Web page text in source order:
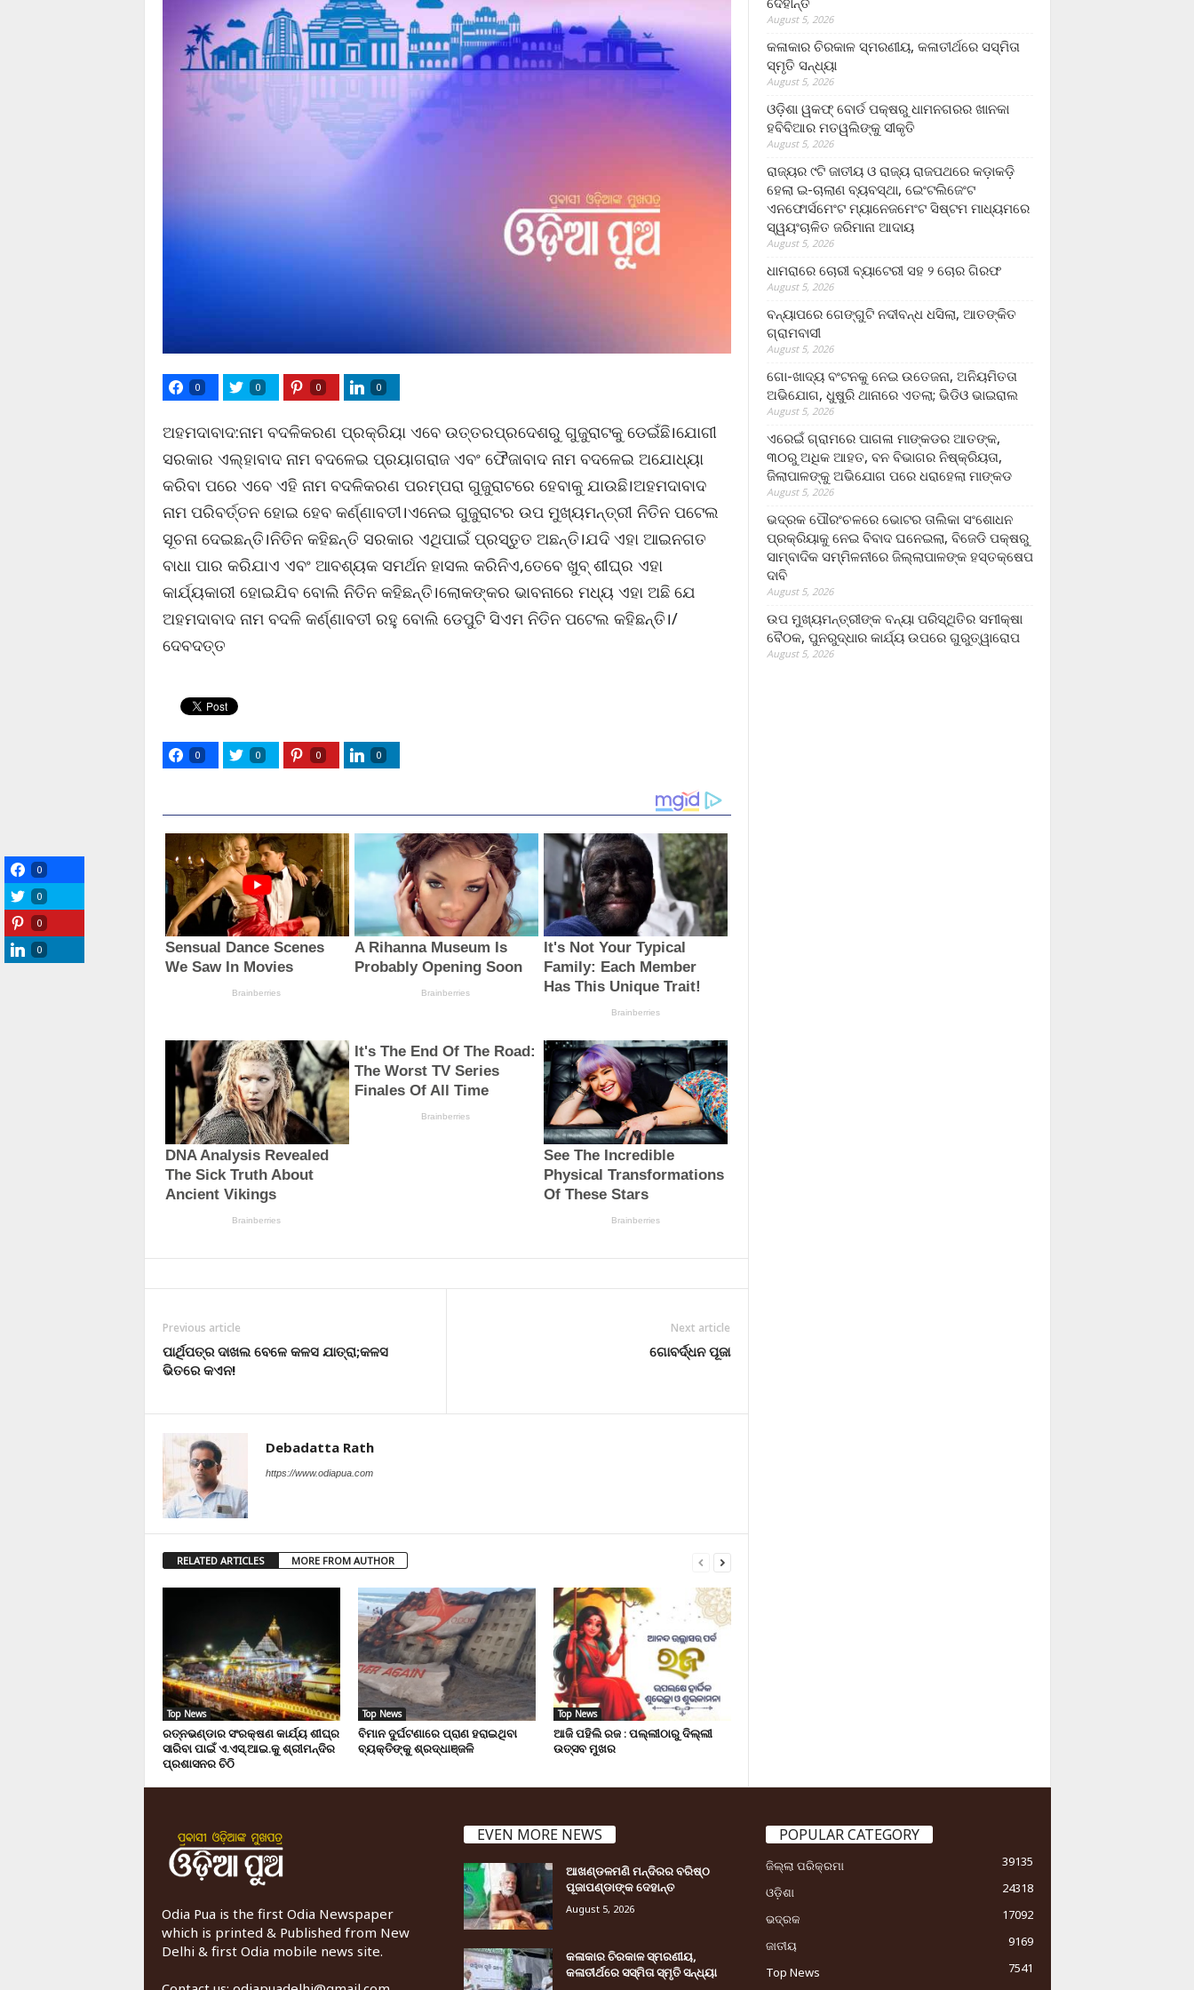
0 0 0 0
ଅହମଦାବାଦ:ନାମ ବଦଳିକରଣ ପ୍ରକ୍ରିୟା ଏବେ ଉତ୍ତରପ୍ରଦେଶରୁ ଗୁଜୁରାଟକୁ ଡେଇଁଛି।ଯୋଗୀ
ସରକାର ଏଲ୍ହାବାଦ ନାମ ବଦଳେଇ ପ୍ରୟାଗରାଜ ଏବଂ ଫୈଜାବାଦ ନାମ ବଦଳେଇ ଅଯୋଧ୍ୟା
କରିବା ପରେ ଏବେ ଏହି ନାମ ବଦଳିକରଣ ପରମ୍ପରା ଗୁଜୁରାଟରେ ହେବାକୁ ଯାଉଛି।ଅହମଦାବାଦ
ନାମ ପରିବର୍ତ୍ତନ ହୋଇ ହେବ କର୍ଣ୍ଣାବତୀ।ଏନେଇ ଗୁଜୁରାଟର ଉପ ମୁଖ୍ୟମନ୍ତ୍ରୀ ନିତିନ ପଟେଲ
ସୂଚନା ଦେଇଛନ୍ତି।ନିତିନ କହିଛନ୍ତି ସରକାର ଏଥିପାଇଁ ପ୍ରସ୍ତୁତ ଅଛନ୍ତି।ଯଦି ଏହା ଆଇନଗତ
ବାଧା ପାର କରିଯାଏ ଏବଂ ଆବଶ୍ୟକ ସମର୍ଥନ ହାସଲ କରିନିଏ,ତେବେ ଖୁବ୍ ଶୀଘ୍ର ଏହା
କାର୍ଯ୍ୟକାରୀ ହୋଇଯିବ ବୋଲି ନିତିନ କହିଛନ୍ତି।ଲୋକଙ୍କର ଭାବନାରେ ମଧ୍ୟ ଏହା ଅଛି ଯେ
ଅହମଦାବାଦ ନାମ ବଦଳି କର୍ଣ୍ଣାବତୀ ରହୁ ବୋଲି ଡେପୁଟି ସିଏମ ନିତିନ ପଟେଲ କହିଛନ୍ତି।/
ଦେବଦତ୍ତ
0 0 0 0
Previous article
ପାର୍ଥିପତ୍ର ଦାଖଲ ବେଳେ କଳସ ଯାତ୍ରା;କଳସ
ଭିତରେ କଏନ!
Next article
ଗୋବର୍ଦ୍ଧନ ପୂଜା
Debadatta Rath
https://www.odiapua.com
RELATED ARTICLES MORE FROM AUTHOR
Top News
ରତ୍ନଭଣ୍ଡାର ସଂରକ୍ଷଣ କାର୍ଯ୍ୟ ଶୀଘ୍ର
ସାରିବା ପାଇଁ ଏ.ଏସ୍.ଆଇ.କୁ ଶ୍ରୀମନ୍ଦିର
ପ୍ରଶାସନର ଚିଠି
Top News
ବିମାନ ଦୁର୍ଘଟଣାରେ ପ୍ରାଣ ହରାଇଥିବା
ବ୍ୟକ୍ତିଙ୍କୁ ଶ୍ରଦ୍ଧାଞ୍ଜଳି
Top News
ଆଜି ପହିଲି ରଜ : ପଲ୍ଲୀଠାରୁ ଦିଲ୍ଲୀ
ଉତ୍ସବ ମୁଖର
August 5, 2026
କଳାକାର ଚିରକାଳ ସ୍ମରଣୀୟ, କଳାତୀର୍ଥରେ ସସ୍ମିତା
ସ୍ମୃତି ସନ୍ଧ୍ୟା
August 5, 2026
ଓଡ଼ିଶା ୱକଫ୍ ବୋର୍ଡ ପକ୍ଷରୁ ଧାମନଗରର ଖାନକା
ହବିବିଆର ମତୱଲିଙ୍କୁ ସୀକୃତି
August 5, 2026
ରାଜ୍ୟର ୯ଟି ଜାତୀୟ ଓ ରାଜ୍ୟ ରାଜପଥରେ କଡ଼ାକଡ଼ି
ହେଲା ଇ-ଚାଲାଣ ବ୍ୟବସ୍ଥା, ଇେଂଟଲିଜେଂଟ
ଏନଫୋର୍ସମେଂଟ ମ୍ୟାନେଜମେଂଟ ସିଷ୍ଟମ ମାଧ୍ୟମରେ
ସ୍ୱୟଂଚାଳିତ ଜରିମାନା ଆଦାୟ
August 5, 2026
ଧାମରାରେ ଚୋରୀ ବ୍ୟାଟେରୀ ସହ ୨ ଚୋର ଗିରଫ
August 5, 2026
ବନ୍ୟାପରେ ଗେଙ୍ଗୁଟି ନଦୀବନ୍ଧ ଧସିଲା, ଆତଙ୍କିତ
ଗ୍ରାମବାସୀ
August 5, 2026
ଗୋ-ଖାଦ୍ୟ ବଂଟନକୁ ନେଇ ଉତେଜନା, ଅନିୟମିତତା
ଅଭିଯୋଗ, ଧୁଷୁରି ଥାନାରେ ଏତଲା; ଭିଡିଓ ଭାଇରାଲ
August 5, 2026
ଏରେଇଁ ଗ୍ରାମରେ ପାଗଳା ମାଙ୍କଡର ଆତଙ୍କ,
୩୦ରୁ ଅଧିକ ଆହତ, ବନ ବିଭାଗର ନିଷ୍କ୍ରିୟତା,
ଜିଲାପାଳଙ୍କୁ ଅଭିଯୋଗ ପରେ ଧରାହେଲା ମାଙ୍କଡ
August 5, 2026
ଭଦ୍ରକ ପୌରଂଚଳରେ ଭୋଟର ତାଲିକା ସଂଶୋଧନ
ପ୍ରକ୍ରିୟାକୁ ନେଇ ବିବାଦ ଘନେଇଲା, ବିଜେଡି ପକ୍ଷରୁ
ସାମ୍ବାଦିକ ସମ୍ମିଳନୀରେ ଜିଲ୍ଲାପାଳଙ୍କ ହସ୍ତକ୍ଷେପ
ଦାବି
August 5, 2026
ଉପ ମୁଖ୍ୟମନ୍ତ୍ରୀଙ୍କ ବନ୍ୟା ପରିସ୍ଥିତିର ସମୀକ୍ଷା
ବୈଠକ, ପୁନରୁଦ୍ଧାର କାର୍ଯ୍ୟ ଉପରେ ଗୁରୁତ୍ୱାରୋପ
August 5, 2026
Odia Pua is the first Odia Newspaper
which is printed & Published from New
Delhi & first Odia mobile news site.
EVEN MORE NEWS
ଆଖଣ୍ଡଳମଣି ମନ୍ଦିରର ବରିଷ୍ଠ
ପୂଜାପଣ୍ଡାଙ୍କ ଦେହାନ୍ତ
August 5, 2026
କଳାକାର ଚିରକାଳ ସ୍ମରଣୀୟ,
କଳାତୀର୍ଥରେ ସସ୍ମିତା ସ୍ମୃତି ସନ୍ଧ୍ୟା
POPULAR CATEGORY
ଜିଲ୍ଲା ପରିକ୍ରମା
39135
ଓଡ଼ିଶା
24318
ଭଦ୍ରକ
17092
ଜାତୀୟ
9169
Top News
7541
0
0
0
0